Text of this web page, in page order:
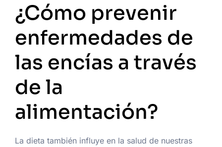
¿Cómo prevenir
enfermedades de
las encías a través
de la
alimentación?
La dieta también influye en la salud de nuestras